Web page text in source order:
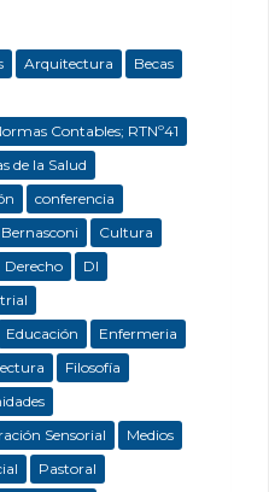
Arquitectura
Becas
Contables; RTNº41
de la Salud
conferencia
Cultura
Derecho
DI
Educación
Enfermeria
Filosofía
Sensorial
Medios
Pastoral